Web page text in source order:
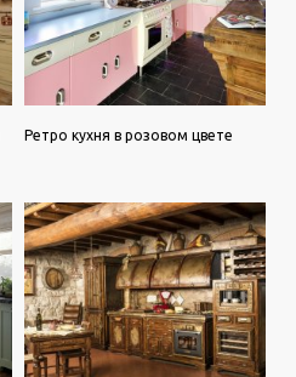
Ретро кухня в розовом цвете